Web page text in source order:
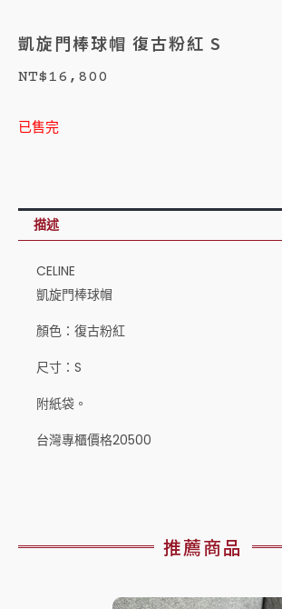
凱旋門棒球帽 復古粉紅 S
NT$16,800
已售完
描述
CELINE
凱旋門棒球帽
顏色：復古粉紅
尺寸：S
附紙袋。
台灣專櫃價格20500
推薦商品